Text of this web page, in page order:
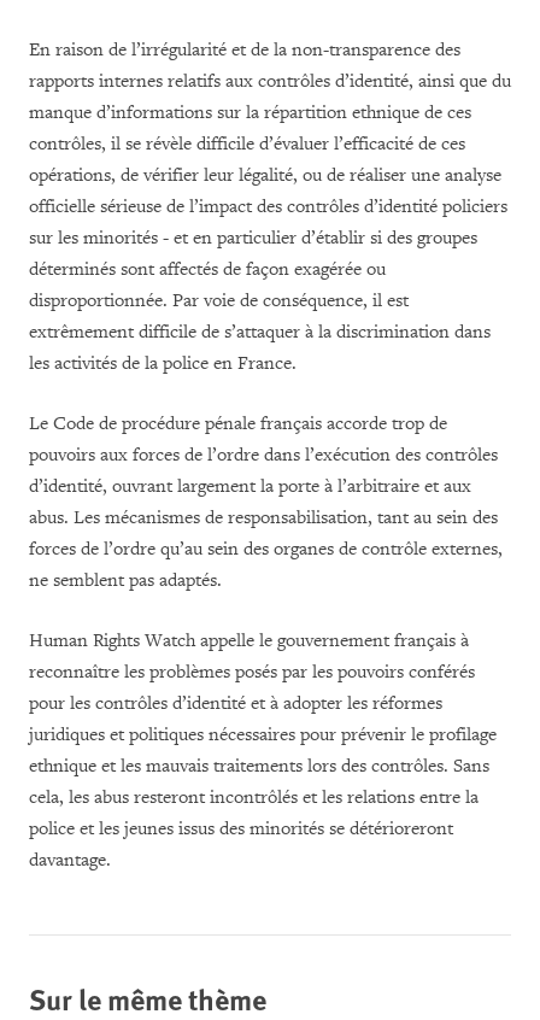
En raison de l’irrégularité et de la non-transparence des
rapports internes relatifs aux contrôles d’identité, ainsi que du
manque d’informations sur la répartition ethnique de ces
contrôles, il se révèle difficile d’évaluer l’efficacité de ces
opérations, de vérifier leur légalité, ou de réaliser une analyse
officielle sérieuse de l’impact des contrôles d’identité policiers
sur les minorités - et en particulier d’établir si des groupes
déterminés sont affectés de façon exagérée ou
disproportionnée. Par voie de conséquence, il est
extrêmement difficile de s’attaquer à la discrimination dans
les activités de la police en France.
Le Code de procédure pénale français accorde trop de
pouvoirs aux forces de l’ordre dans l’exécution des contrôles
d’identité, ouvrant largement la porte à l’arbitraire et aux
abus. Les mécanismes de responsabilisation, tant au sein des
forces de l’ordre qu’au sein des organes de contrôle externes,
ne semblent pas adaptés.
Human Rights Watch appelle le gouvernement français à
reconnaître les problèmes posés par les pouvoirs conférés
pour les contrôles d’identité et à adopter les réformes
juridiques et politiques nécessaires pour prévenir le profilage
ethnique et les mauvais traitements lors des contrôles. Sans
cela, les abus resteront incontrôlés et les relations entre la
police et les jeunes issus des minorités se détérioreront
davantage.
Sur le même thème